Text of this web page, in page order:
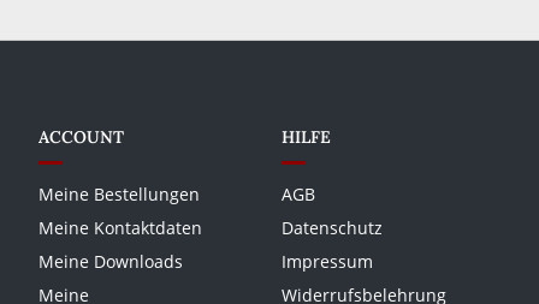
ACCOUNT
Meine Bestellungen
Meine Kontaktdaten
Meine Downloads
Meine
HILFE
AGB
Datenschutz
Impressum
Widerrufsbelehrung